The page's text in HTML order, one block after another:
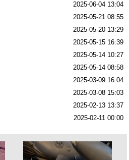
2025-06-04 13:04
2025-05-21 08:55
2025-05-20 13:29
2025-05-15 16:39
2025-05-14 10:27
2025-05-14 08:58
2025-03-09 16:04
2025-03-08 15:03
2025-02-13 13:37
2025-02-11 00:00